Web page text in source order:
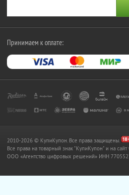
Принимаем к оплате:
2010-2026 © КупиКупон. Все права защищены.
Все права на товарный знак "КупиКупон" и на
OOO «Агентство цифровых решений» ИНН